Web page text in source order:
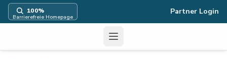
100%
Barrierefreie Homepage
Partner Login
Menü